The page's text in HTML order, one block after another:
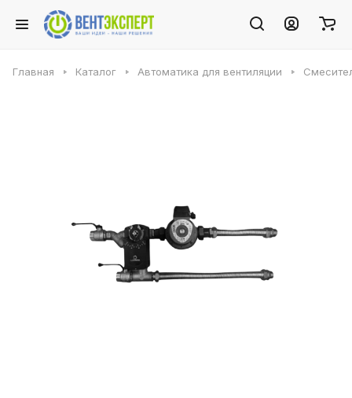
Главная Каталог Автоматика для вентиляции